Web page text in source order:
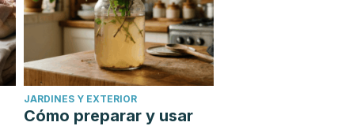
JARDINES Y EXTERIOR
Cómo preparar y usar